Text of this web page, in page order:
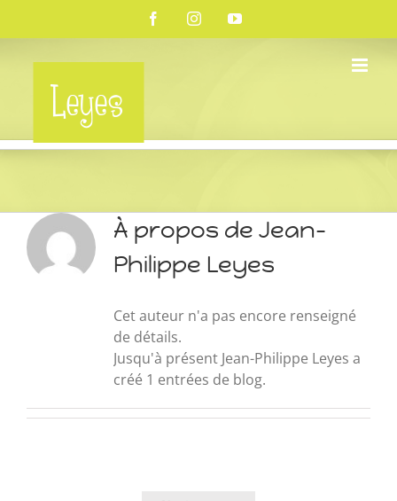
FacebookInstagramYouTube
À propos de Jean-
Philippe Leyes
Cet auteur n'a pas encore renseigné
de détails.
Jusqu'à présent Jean-Philippe Leyes a
créé 1 entrées de blog.